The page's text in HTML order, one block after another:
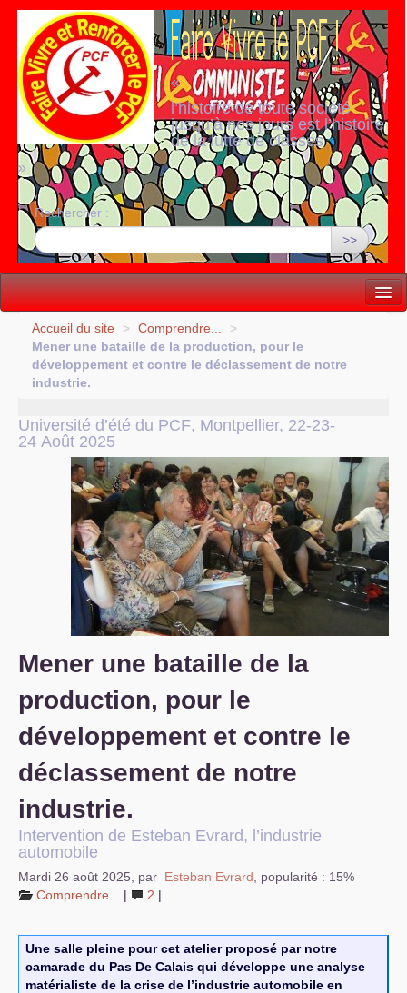
«
l’histoire de toute société
jusqu’à nos jours est l’histoire
de la lutte de classes
»
Rechercher :
>>
Vie politique
Lutter, Unir...
S’organiser
Comprendre...
Accueil du site > Comprendre...
>
Mener une bataille de la production, pour le
développement et contre le déclassement de notre
industrie.
Université d’été du PCF, Montpellier, 22-23-
24 Août 2025
Mener une bataille de la
production, pour le
développement et contre le
déclassement de notre
industrie.
Intervention de Esteban Evrard, l’industrie
automobile
Mardi 26 août 2025 par Esteban Evrard
popularité : 15%
Comprendre...
| 2 |
Une salle pleine pour cet atelier proposé par notre
camarade du Pas De Calais qui développe une analyse
matérialiste de la crise de l’industrie automobile en